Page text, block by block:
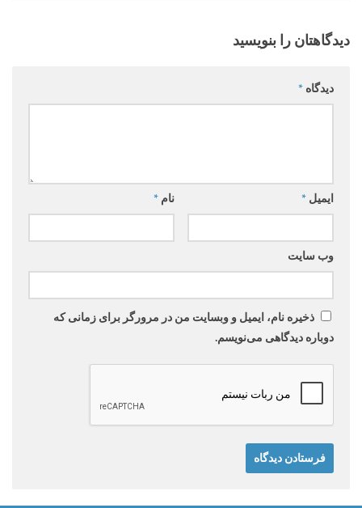
دیدگاهتان را بنویسید
دیدگاه *
نام * ایمیل *
وب‌ سایت
ذخیره نام، ایمیل و وبسایت من در مرورگر برای زمانی که
دوباره دیدگاهی می‌نویسم.